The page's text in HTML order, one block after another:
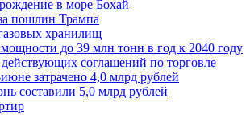
в море Бохай
пошлин Трампа
хранилищ
до 39 млн тонн в год к 2040 году
соглашений по торговле
затрачено 4,0 млрд рублей
составили 5,0 млрд рублей